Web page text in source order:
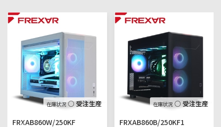
○ 受注生産
FRXAB860W/250KF
○ 受注生産
FRXAB860B/250KF1